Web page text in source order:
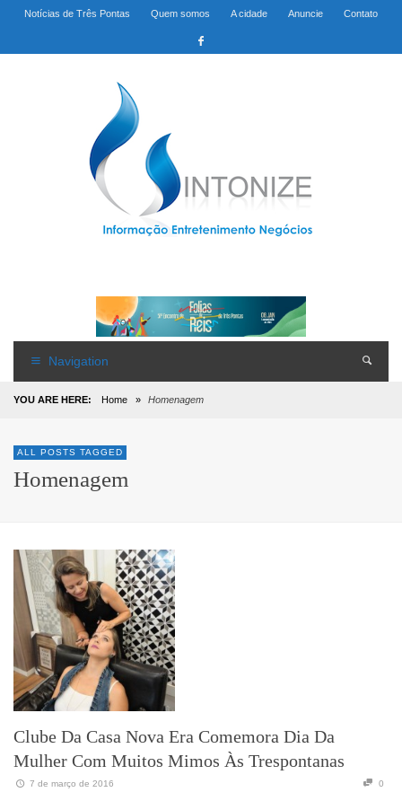
Notícias de Três Pontas Quem somos A cidade Anuncie Contato
Navigation
YOU ARE HERE: Home » Homenagem
ALL POSTS TAGGED
Homenagem
Clube Da Casa Nova Era Comemora Dia Da
Mulher Com Muitos Mimos Às Trespontanas
7 de março de 2016 0